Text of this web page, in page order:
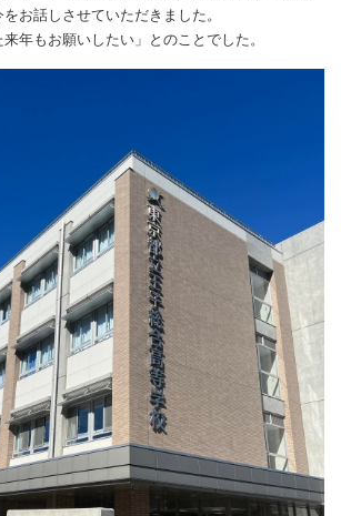
お話しさせていただきました。
年もお願いしたい」とのことでした。